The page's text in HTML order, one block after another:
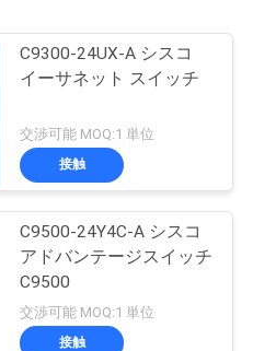
C9300-24UX-A シスコ
イーサネット スイッチ
交渉可能 MOQ:1 単位
接触
C9500-24Y4C-A シスコ
アドバンテージスイッチ
C9500
交渉可能 MOQ:1 単位
接触